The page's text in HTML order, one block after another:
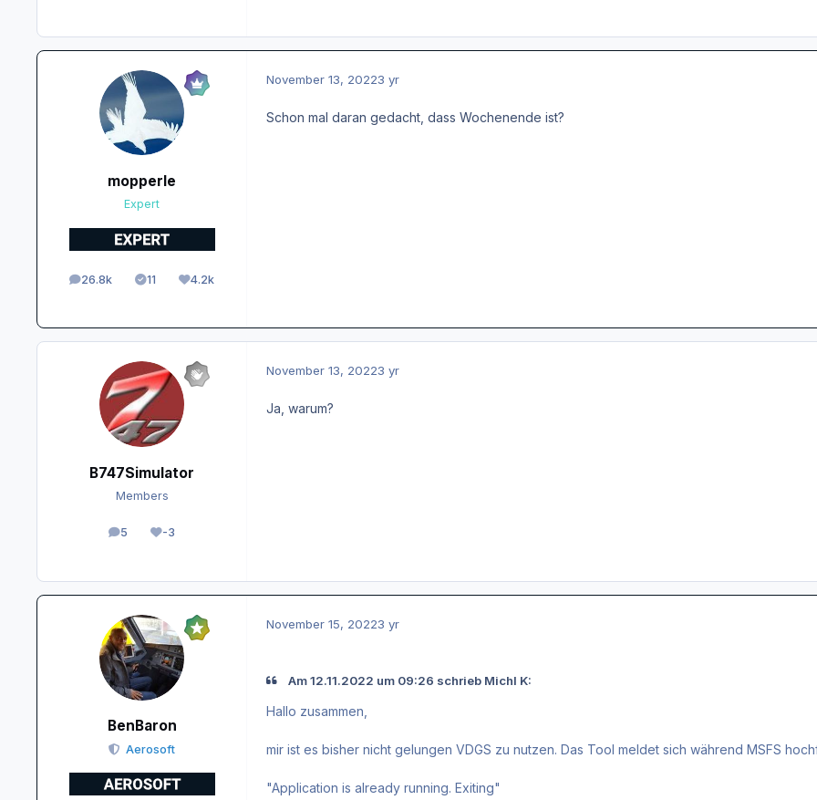
mopperle
Expert
26.8k
posts 11
Solutions4.2k
Reputation
November 13, 20223 yr
Schon mal daran gedacht, dass Wochenende ist?
B747Simulator
Members
5
posts -3
Reputation
November 13, 20223 yr
Ja, warum?
BenBaron
Aerosoft
November 15, 20223 yr
Am 12.11.2022 um 09:26 schrieb Michl K:
Hallo zusammen,
mir ist es bisher nicht gelungen VDGS zu nutzen. Das Tool meldet sich während MSFS
"Application is already running. Exiting"